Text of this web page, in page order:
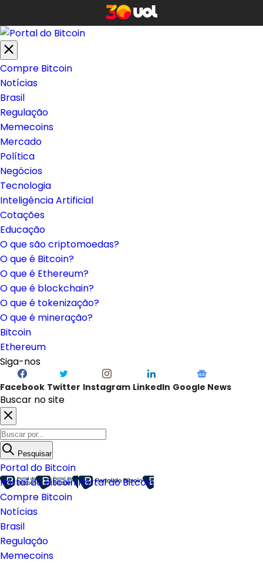
Compre Bitcoin
Notícias
Brasil
Regulação
Memecoins
Mercado
Política
Negócios
Tecnologia
Inteligência Artificial
Cotações
Educação
O que são criptomoedas?
O que é Bitcoin?
O que é Ethereum?
O que é blockchain?
O que é tokenização?
O que é mineração?
Bitcoin
Ethereum
Siga-nos
Facebook Twitter Instagram LinkedIn Google News
Buscar no site
Pesquisar
Portal do Bitcoin
Portal do BitcoinPortal do Bitcoin
Compre Bitcoin
Notícias
Brasil
Regulação
Memecoins